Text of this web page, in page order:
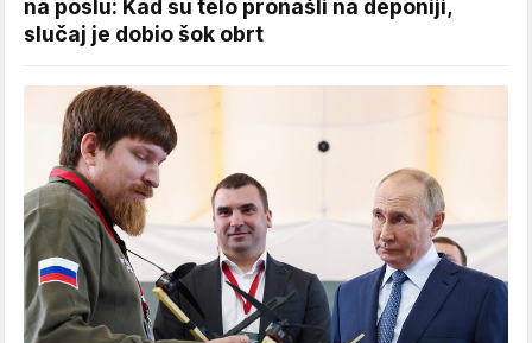
na poslu: Kad su telo pronašli na deponiji,
slučaj je dobio šok obrt